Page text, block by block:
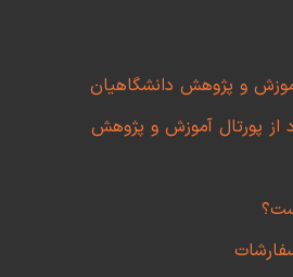
و پژوهش دانشگاهیان
از پورتال آموزش و پژوهش